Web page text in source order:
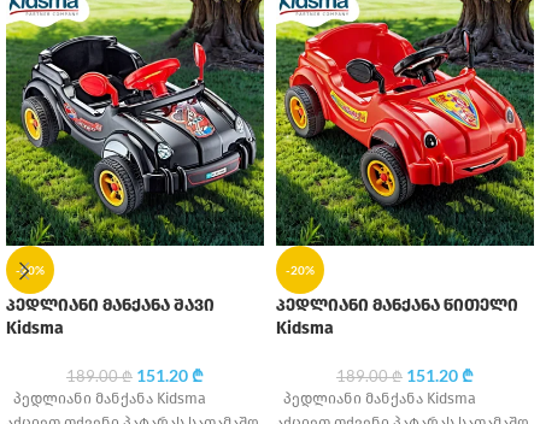
-20%
პედლიანი მანქანა შავი
Kidsma
189.00₾ 151.20₾
პედლიანი მანქანა Kidsma
-20%
პედლიანი მანქანა წითელი
Kidsma
189.00₾ 151.20₾
პედლიანი მანქანა Kidsma